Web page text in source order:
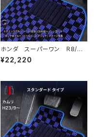
ホンダ スーパーワン R8/
5〜 JG6 ラゲッジマット・ア
ンドマット付 フロアマット一
NE jg6
¥22,220